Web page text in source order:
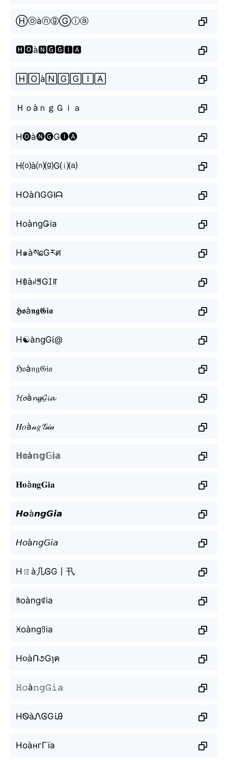
ⒽⓞàⓝⓖⒼⓘⓐ
🅷🅾à🅽🅶🅶🅸🅰
🄷🄾à🄽🄶🄶🄸🄰
ＨｏàｎｇＧｉａ
H🅞à🅝🅖G🅘🅐
H⒪à⒩⒢G⒤⒜
HOàᑎGGIᗩ
ᕼoàngǤia
H๑àསɕGརศ
HꂦàꈤꁅGꀤꍏ
𝕳𝖔à𝖓𝖌𝕲𝖎𝖆
H☯àngGί@
ℌ𝔬à𝔫𝔤𝔊𝔦𝔞
𝓗𝓸à𝓷𝓰𝓖𝓲𝓪
𝐻𝑜à𝓃𝑔𝒢𝒾𝒶
ℍ𝕠à𝕟𝕘𝔾𝕚𝕒
𝐇𝐨à𝐧𝐠𝐆𝐢𝐚
𝙃𝙤à𝙣𝙜𝙂𝙞𝙖
𝘏𝘰à𝘯𝘨𝘎𝘪𝘢
Hㄖà几ᎶG丨卂
ꑛoàngꁍia
ꁝoàngꍌia
H૦àՈ૭Gɿค
𝙷𝚘à𝚗𝚐𝙶𝚒𝚊
HᏫàᏁᎶGiᎯ
НоàнгГїа